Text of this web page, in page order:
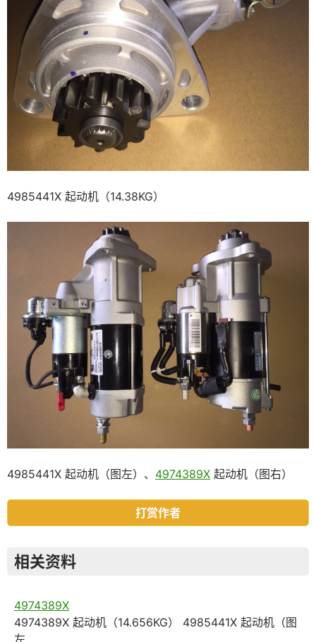
4985441X 起动机（14.38KG）
4985441X 起动机（图左）、 4974389X 起动机（图右）
打赏作者
相关资料
4974389X
4974389X 起动机（14.656KG） 4985441X 起动机（图
左…